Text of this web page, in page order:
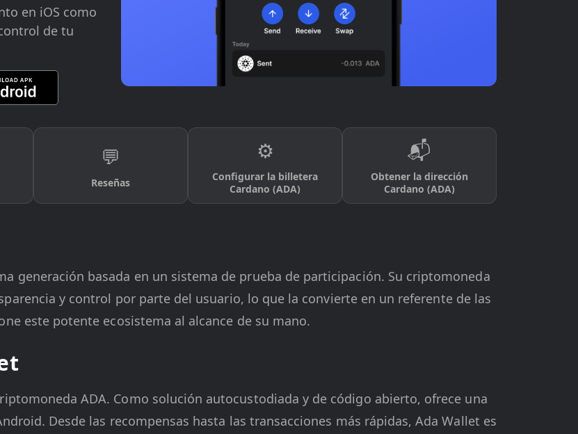
en iOS como
de tu
💬
Reseñas
⚙️
Configurar la billetera
Cardano (ADA)
📬
Obtener la dirección
Cardano (ADA)
generación basada en un sistema de prueba de participación. Su criptomoneda
y control por parte del usuario, lo que la convierte en un referente de las
este potente ecosistema al alcance de su mano.
ADA. Como solución autocustodiada y de código abierto, ofrece una
Desde las recompensas hasta las transacciones más rápidas, Ada Wallet es